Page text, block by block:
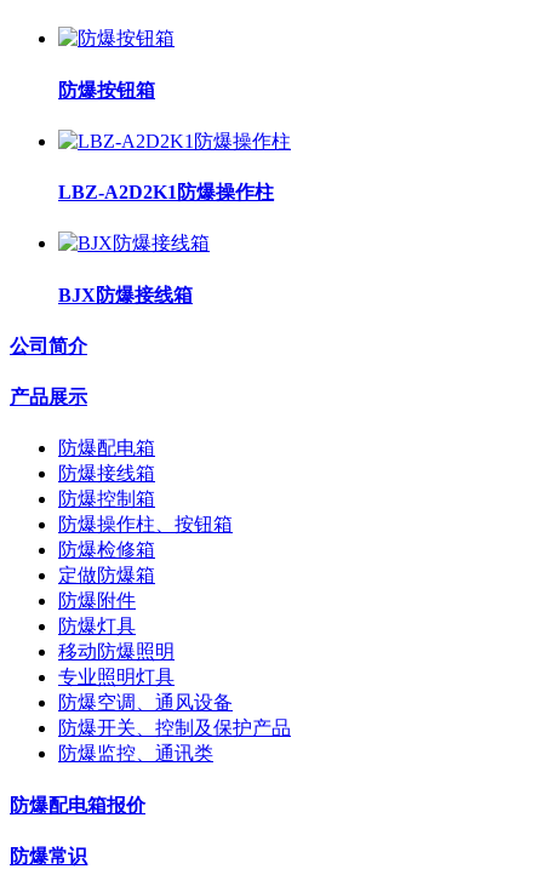
防爆按钮箱
LBZ-A2D2K1防爆操作柱
BJX防爆接线箱
公司简介
产品展示
防爆配电箱
防爆接线箱
防爆控制箱
防爆操作柱、按钮箱
防爆检修箱
定做防爆箱
防爆附件
防爆灯具
移动防爆照明
专业照明灯具
防爆空调、通风设备
防爆开关、控制及保护产品
防爆监控、通讯类
防爆配电箱报价
防爆常识